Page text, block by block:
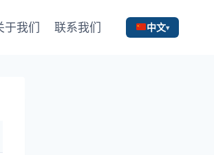
于我们 联系我们 中文